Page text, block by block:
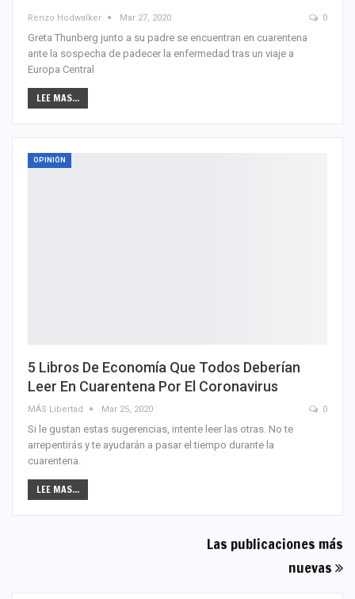
Renzo Hodwalker Mar 27, 2020 0
Greta Thunberg junto a su padre se encuentran en cuarentena
ante la sospecha de padecer la enfermedad tras un viaje a
Europa Central
LEE MAS...
OPINIÓN
5 Libros De Economía Que Todos Deberían
Leer En Cuarentena Por El Coronavirus
MÁS Libertad Mar 25, 2020 0
Si le gustan estas sugerencias, intente leer las otras. No te
arrepentirás y te ayudarán a pasar el tiempo durante la
cuarentena.
LEE MAS...
Las publicaciones más
nuevas